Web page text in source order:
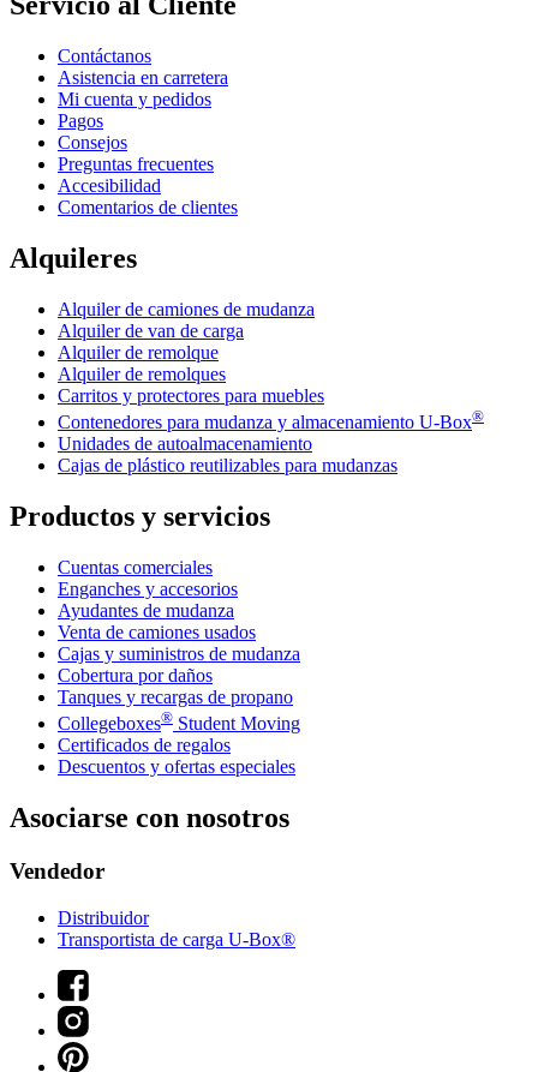
Contáctanos
Asistencia en carretera
Mi cuenta y pedidos
Pagos
Consejos
Preguntas frecuentes
Accesibilidad
Comentarios de clientes
Alquileres
Alquiler de camiones de mudanza
Alquiler de van de carga
Alquiler de remolque
Alquiler de remolques
Carritos y protectores para muebles
Contenedores para mudanza y almacenamiento U-Box®
Unidades de autoalmacenamiento
Cajas de plástico reutilizables para mudanzas
Productos y servicios
Cuentas comerciales
Enganches y accesorios
Ayudantes de mudanza
Venta de camiones usados
Cajas y suministros de mudanza
Cobertura por daños
Tanques y recargas de propano
Collegeboxes® Student Moving
Certificados de regalos
Descuentos y ofertas especiales
Asociarse con nosotros
Vendedor
Distribuidor
Transportista de carga U-Box®